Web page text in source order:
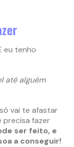
eu tenho
até alguém
vai te afastar
precisa fazer
ser feito, e
a conseguir!